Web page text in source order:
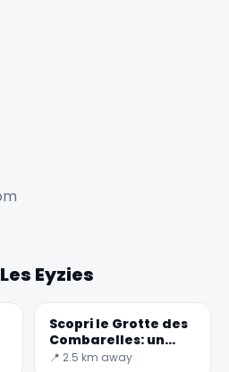
Eyzies
Scopri le Grotte des
Combarelles: un
viaggio nella
📍 2.5 km away